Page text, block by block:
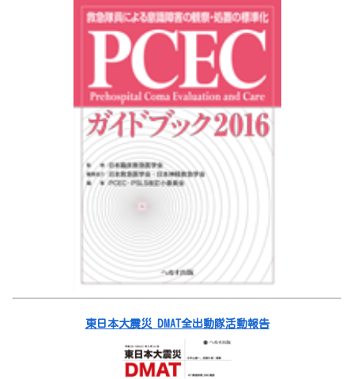
東日本大震災 DMAT全出動隊活動報告